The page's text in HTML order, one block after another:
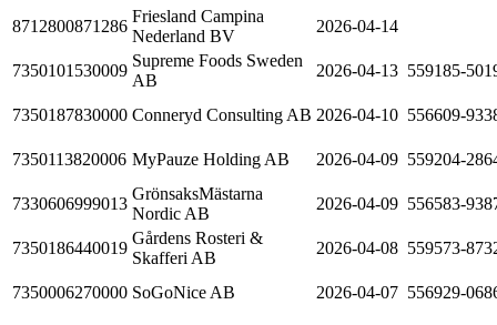
8712800871286
Friesland Campina
Nederland BV
2026-04-14
7350101530009
Supreme Foods Sweden
AB
2026-04-13 559185-
7350187830000 Conneryd Consulting AB 2026-04-10 556609-
7350113820006 MyPauze Holding AB 2026-04-09 559204-
7330606999013
GrönsaksMästarna
Nordic AB
2026-04-09 556583-
7350186440019
Gårdens Rosteri &
Skafferi AB
2026-04-08 559573-
7350006270000 SoGoNice AB 2026-04-07 556929-